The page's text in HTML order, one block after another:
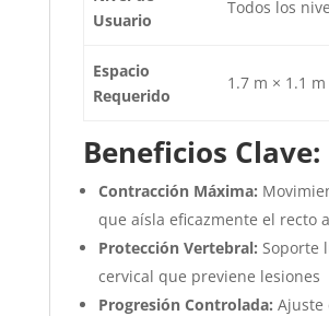
Usuario
Todos los
Espacio
Requerido
1.7 m × 1.1 m
Beneficios Clave:
Contracción Máxima:
que aísla eficazmente el recto
Protección Vertebral: Soporte
cervical que previene lesiones
Progresión Controlada: Ajuste